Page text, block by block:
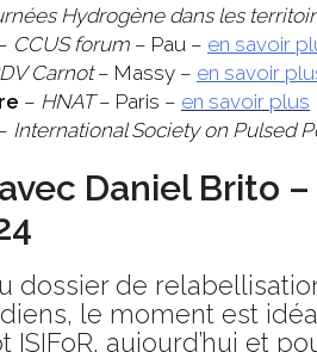
Hydrogène dans les
CCUS forum – Pau – en savoir
Carnot– Massy – en savoir
– HNAT– Paris – en savoir plus
International Society on Pulsed
Daniel Brito
dossier de
le moment est
ISIFoR, aujourd’hui et